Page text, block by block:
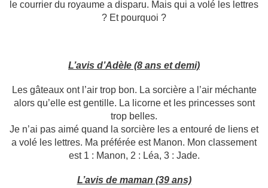
le courrier du royaume a disparu. Mais qui a volé les lettres
? Et pourquoi ?
L’avis d’Adèle (8 ans et demi)
Les gâteaux ont l’air trop bon. La sorcière a l’air méchante
alors qu’elle est gentille. La licorne et les princesses sont
trop belles.
Je n’ai pas aimé quand la sorcière les a entouré de liens et
a volé les lettres. Ma préférée est Manon. Mon classement
est 1 : Manon, 2 : Léa, 3 : Jade.
L’avis de maman (39 ans)